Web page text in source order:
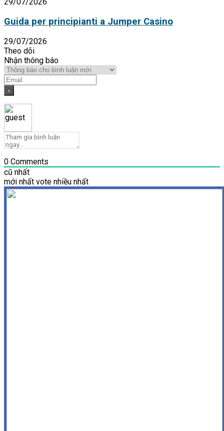
Guida per principianti a Jumper Casino
29/07/2026
Theo dõi
Nhận thông báo
0 Comments
cũ nhất
mới nhất vote nhiều nhất